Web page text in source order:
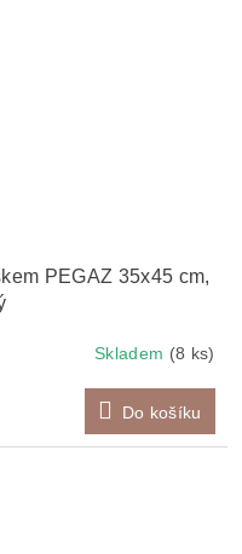
PEGAZ 35x45 cm,
Skladem (8 ks)
Do košíku